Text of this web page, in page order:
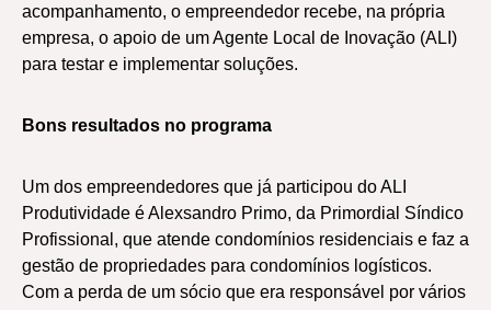
acompanhamento, o empreendedor recebe, na própria
empresa, o apoio de um Agente Local de Inovação (ALI)
para testar e implementar soluções.
Bons resultados no programa
Um dos empreendedores que já participou do ALI
Produtividade é Alexsandro Primo, da Primordial Síndico
Profissional, que atende condomínios residenciais e faz a
gestão de propriedades para condomínios logísticos.
Com a perda de um sócio que era responsável por vários